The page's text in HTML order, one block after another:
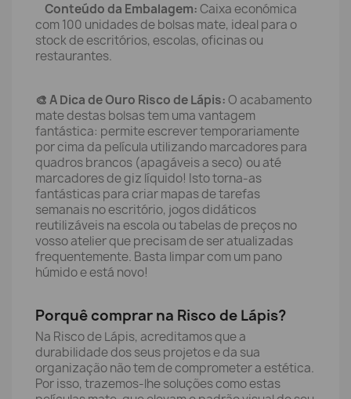
Conteúdo da Embalagem:Caixa económica
com 100 unidades de bolsas mate, ideal para o
stock de escritórios, escolas, oficinas ou
restaurantes.
🎨 A Dica de Ouro Risco de Lápis:O acabamento
mate destas bolsas tem uma vantagem
fantástica: permite escrever temporariamente
por cima da película utilizando marcadores para
quadros brancos (apagáveis a seco) ou até
marcadores de giz líquido! Isto torna-as
fantásticas para criar mapas de tarefas
semanais no escritório, jogos didáticos
reutilizáveis na escola ou tabelas de preços no
vosso atelier que precisam de ser atualizadas
frequentemente. Basta limpar com um pano
húmido e está novo!
Porquê comprar na Risco de Lápis?
Na Risco de Lápis, acreditamos que a
durabilidade dos seus projetos e da sua
organização não tem de comprometer a estética.
Por isso, trazemos-lhe soluções como estas